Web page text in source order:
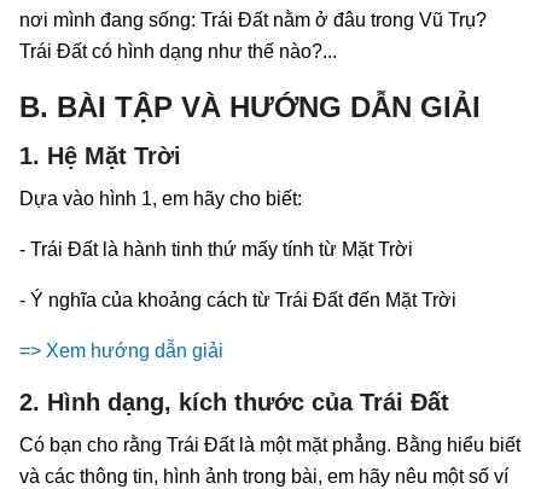
nơi mình đang sống: Trái Đất nằm ở đâu trong Vũ Trụ?
Trái Đất có hình dạng như thế nào?...
B. BÀI TẬP VÀ HƯỚNG DẪN GIẢI
1. Hệ Mặt Trời
Dựa vào hình 1, em hãy cho biết:
- Trái Đất là hành tinh thứ mấy tính từ Mặt Trời
- Ý nghĩa của khoảng cách từ Trái Đất đến Mặt Trời
=> Xem hướng dẫn giải
2. Hình dạng, kích thước của Trái Đất
Có bạn cho rằng Trái Đất là một mặt phẳng. Bằng hiểu biết
và các thông tin, hình ảnh trong bài, em hãy nêu một số ví